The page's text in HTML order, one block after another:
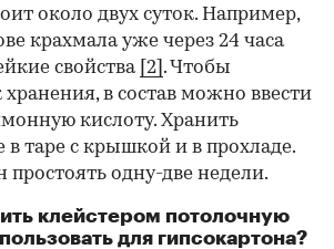
около двух суток. Например,
крахмала уже через 24 часа
свойства [2] . Чтобы
хранения, в состав можно ввести
кислоту. Хранить
в таре с крышкой и в прохладе.
простоять одну-две недели.
клейстером потолочную
для гипсокартона?